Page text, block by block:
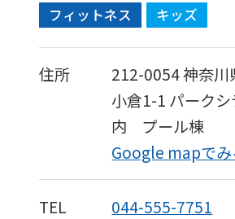
フィットネス キッズ
住所 212-0054神奈川
小倉1-1 パーク
内 プール棟
Google mapでみ
TEL 044-555-7751